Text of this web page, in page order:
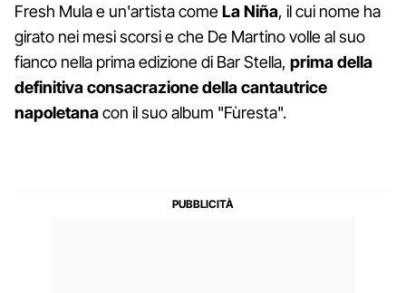
Fresh Mula e un'artista comeLa Niña, il cui nome ha
girato nei mesi scorsi e che De Martino volle al suo
fianco nella prima edizione di Bar Stella, prima della
definitiva consacrazione della cantautrice
napoletanacon il suo album "Fùresta".